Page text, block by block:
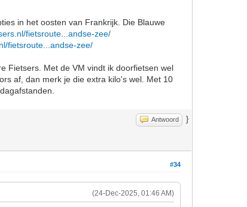
in het oosten van Frankrijk. Die Blauwe
fietsroute...andse-zee/
fietsroute...andse-zee/
Fietsers. Met de VM vindt ik doorfietsen wel
af, dan merk je die extra kilo's wel. Met 10
Antwoord }
#34
(24-Dec-2025, 01:46 AM)